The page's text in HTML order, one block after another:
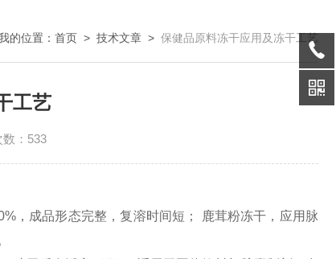
的位置： 首页 > 技术文章 > 保健品原料冻干应用及冻干工艺
工艺
：533
，成品形态完整，复溶时间短； 鹿茸粉冻干，应用脉